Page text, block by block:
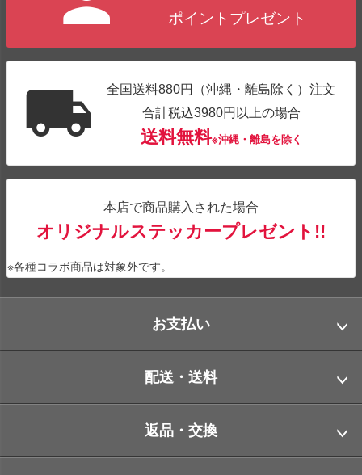
ポイントプレゼント
全国送料880円（沖縄・離島除く）注文
合計税込3980円以上の場合
送料無料※沖縄・離島を除く
本店で商品購入された場合
オリジナルステッカープレゼント!!
※各種コラボ商品は対象外です。
お支払い
配送・送料
返品・交換